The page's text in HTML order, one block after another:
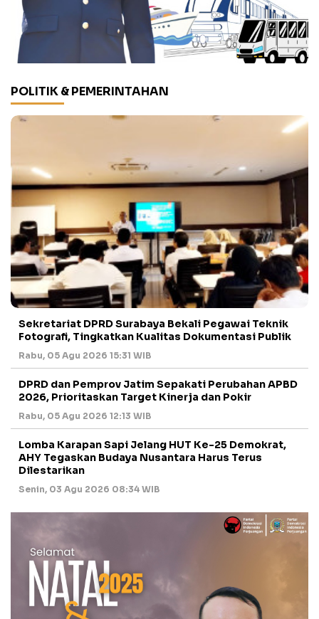
POLITIK & PEMERINTAHAN
Sekretariat DPRD Surabaya Bekali Pegawai Teknik
Fotografi, Tingkatkan Kualitas Dokumentasi Publik
Rabu, 05 Agu 2026 15:31 WIB
DPRD dan Pemprov Jatim Sepakati Perubahan APBD
2026, Prioritaskan Target Kinerja dan Pokir
Rabu, 05 Agu 2026 12:13 WIB
Lomba Karapan Sapi Jelang HUT Ke-25 Demokrat,
AHY Tegaskan Budaya Nusantara Harus Terus
Dilestarikan
Senin, 03 Agu 2026 08:34 WIB